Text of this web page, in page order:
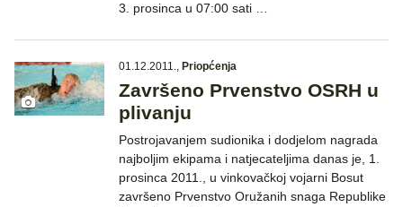
3. prosinca u 07:00 sati …
01.12.2011., Priopćenja
Završeno Prvenstvo OSRH u
plivanju
Postrojavanjem sudionika i dodjelom nagrada
najboljim ekipama i natjecateljima danas je, 1.
prosinca 2011., u vinkovačkoj vojarni Bosut
završeno Prvenstvo Oružanih snaga Republike